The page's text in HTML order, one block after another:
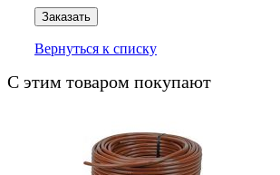
Заказать
Вернуться к списку
С этим товаром покупают